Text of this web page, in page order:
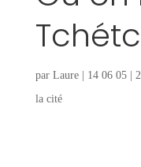
par Laure| 14 06 05|
la cité